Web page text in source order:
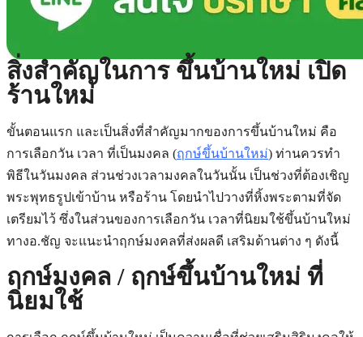
สิ่งสำคัญในการ ขึ้นบ้านใหม่ เปิด
ร้านใหม่
ขั้นตอนแรก และเป็นสิ่งที่สำคัญมากของการขึ้นบ้านใหม่ คือ
การเลือกวัน เวลา ที่เป็นมงคล (ฤกษ์ขึ้นบ้านใหม่) ท่านควรทำ
พิธีในวันมงคล ส่วนช่วงเวลามงคลในวันนั้น เป็นช่วงที่ต้องเชิญ
พระพุทธรูปเข้าบ้าน หรือร้าน โดยนำไปวางที่หิ้งพระตามที่จัด
เตรียมไว้ ซึ่งในส่วนของการเลือกวัน เวลาที่นิยมใช้ขึ้นบ้านใหม่
ทางอ.ชัญ จะแนะนำฤกษ์มงคลที่ส่งผลดี เสริมด้านต่าง ๆ ดังนี้
ฤกษ์มงคล / ฤกษ์ขึ้นบ้านใหม่ ที่
นิยมใช้